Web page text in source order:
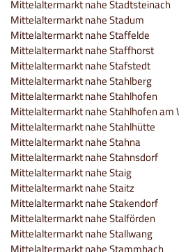
Mittelaltermarkt nahe Stadtsteinach
Mittelaltermarkt nahe Stadum
Mittelaltermarkt nahe Staffelde
Mittelaltermarkt nahe Staffhorst
Mittelaltermarkt nahe Stafstedt
Mittelaltermarkt nahe Stahlberg
Mittelaltermarkt nahe Stahlhofen
Mittelaltermarkt nahe Stahlhofen am
Mittelaltermarkt nahe Stahlhütte
Mittelaltermarkt nahe Stahna
Mittelaltermarkt nahe Stahnsdorf
Mittelaltermarkt nahe Staig
Mittelaltermarkt nahe Staitz
Mittelaltermarkt nahe Stakendorf
Mittelaltermarkt nahe Stalförden
Mittelaltermarkt nahe Stallwang